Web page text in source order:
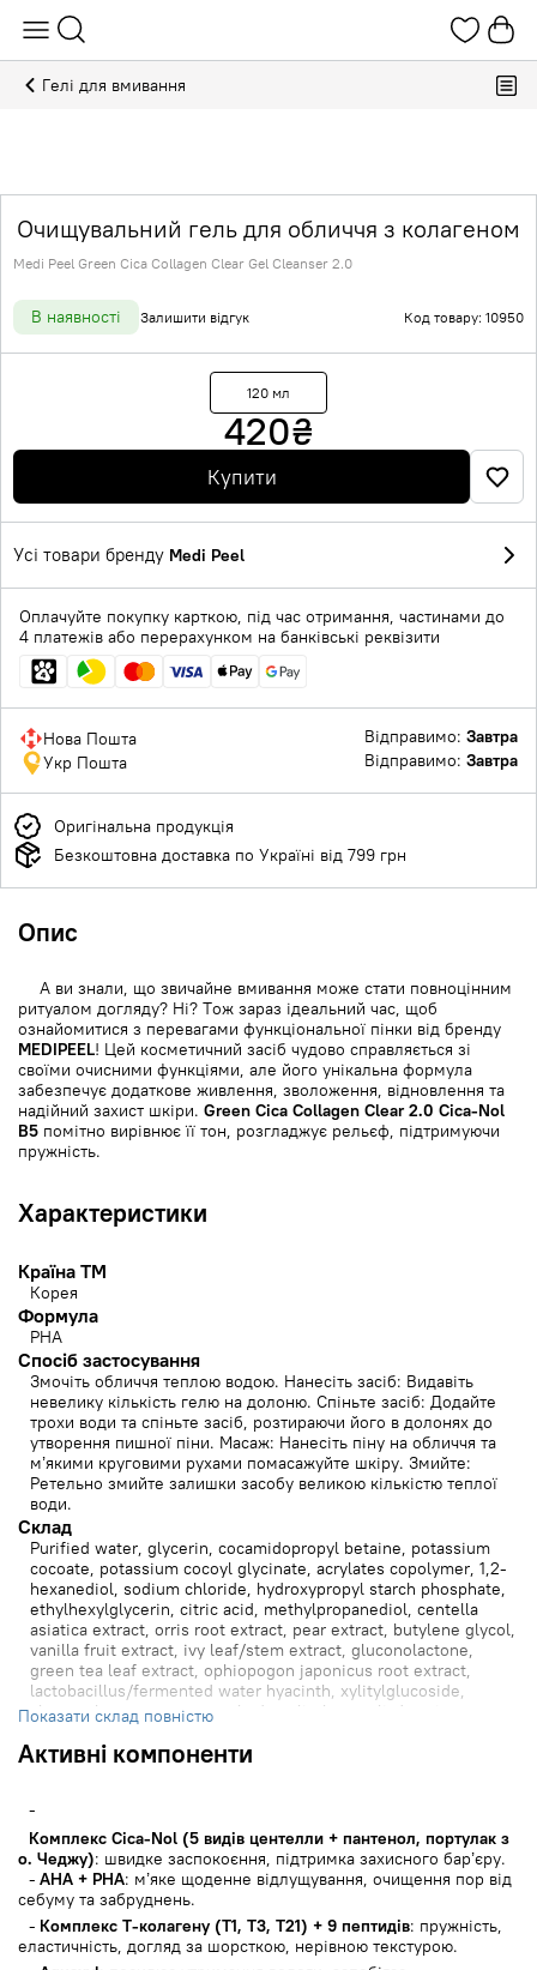
Гелі для вмивання
Очищувальний гель для обличчя з колагеном
Medi Peel Green Cica Collagen Clear Gel Cleanser 2.0
В наявності Залишити відгук Код товару: 10950
120 мл
420₴
Купити
Усі товари бренду Medi Peel
Оплачуйте покупку карткою, під час отримання, частинами до
4 платежів або перерахунком на банківські реквізити
Нова Пошта Відправимо: Завтра
Укр Пошта
Відправимо: Завтра
Оригінальна продукція
Безкоштовна доставка по Україні від 799 грн
Опис
А ви знали, що звичайне вмивання може стати повноцінним
ритуалом догляду? Ні? Тож зараз ідеальний час, щоб
ознайомитися з перевагами функціональної пінки від бренду
MEDIPEEL! Цей косметичний засіб чудово справляється зі
своїми очисними функціями, але його унікальна формула
забезпечує додаткове живлення, зволоження, відновлення та
надійний захист шкіри. Green Cica Collagen Clear 2.0 Cica-Nol
B5 помітно вирівнює її тон, розгладжує рельєф, підтримуючи
пружність.
Характеристики
Країна ТМ
Корея
Формула
PHA
Спосіб застосування
Змочіть обличчя теплою водою. Нанесіть засіб: Видавіть
невелику кількість гелю на долоню. Спіньте засіб: Додайте
трохи води та спіньте засіб, розтираючи його в долонях до
утворення пишної піни. Масаж: Нанесіть піну на обличчя та
м’якими круговими рухами помасажуйте шкіру. Змийте:
Ретельно змийте залишки засобу великою кількістю теплої
води.
Cклад
Purified water, glycerin, cocamidopropyl betaine, potassium
cocoate, potassium cocoyl glycinate, acrylates copolymer, 1,2-
hexanediol, sodium chloride, hydroxypropyl starch phosphate,
ethylhexylglycerin, citric acid, methylpropanediol, centella
asiatica extract, orris root extract, pear extract, butylene glycol,
vanilla fruit extract, ivy leaf/stem extract, gluconolactone,
green tea leaf extract, ophiopogon japonicus root extract,
lactobacillus/fermented water hyacinth, xylitylglucoside,
chrysanthemum extract, anhydroxylitol, caprylic/capric
triglyceride, xylitol, collagen, ceramide NP, madecassoside,
hydrogenated lecithin, hydrolyzed collagen, glycine, serine,
madecassic acid, alanine, lysine, arginine, tyrosine,
phenylalanine, threonine, proline, valine, isoleucine, histidine,
methionine, cysteine, collagen extract, potassium sorbate
Показати склад повністю
Активні компоненти
Комплекс Cica-Nol (5 видів центелли + пантенол, портулак з
о. Чеджу): швидке заспокоєння, підтримка захисного бар’єру.
AHA + PHA: м’яке щоденне відлущування, очищення пор від
себуму та забруднень.
Комплекс Т-колагену (T1, T3, T21) + 9 пептидів: пружність,
еластичність, догляд за шорсткою, нерівною текстурою.